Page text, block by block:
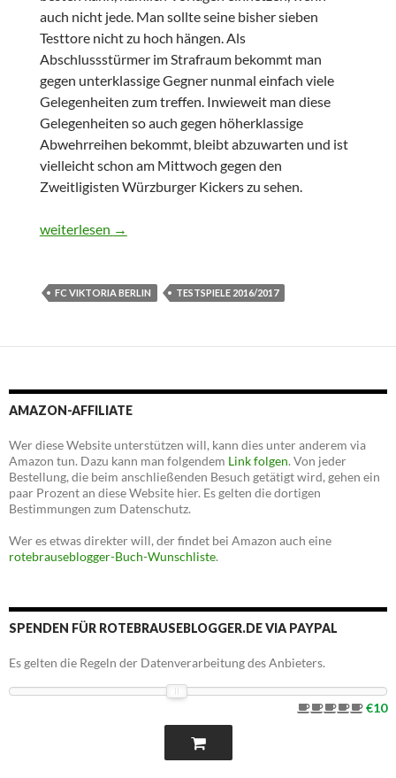
auch nicht jede. Man sollte seine bisher sieben
Testtore nicht zu hoch hängen. Als
Abschlussstürmer im Strafraum bekommt man
gegen unterklassige Gegner nunmal einfach viele
Gelegenheiten zum treffen. Inwieweit man diese
Gelegenheiten so auch gegen höherklassige
Abwehrreihen bekommt, bleibt abzuwarten und ist
vielleicht schon am Mittwoch gegen den
Zweitligisten Würzburger Kickers zu sehen.
Testspiel: RB Leipzig vs. FC Viktoria Berlin 3:0
weiterlesen →
FC VIKTORIA BERLIN TESTSPIELE 2016/2017
AMAZON-AFFILIATE
Wer diese Website unterstützen will, kann dies unter anderem via
Amazon tun. Dazu kann man folgendem Link folgen. Von jeder
Bestellung, die beim anschließenden Besuch getätigt wird, gehen ein
paar Prozent an diese Website hier. Es gelten die dortigen
Bestimmungen zum Datenschutz.
Wer es etwas direkter will, der findet bei Amazon auch eine
rotebrauseblogger-Buch-Wunschliste.
SPENDEN FÜR ROTEBRAUSEBLOGGER.DE VIA PAYPAL
Es gelten die Regeln der Datenverarbeitung des Anbieters.
€10